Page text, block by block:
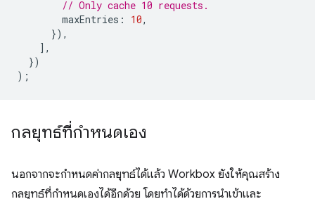
// Only cache 10 requests.
maxEntries : 10,
}),
],
})
);
กลยุทธ์ที่กำหนดเอง
นอกจากจะกำหนดค่ากลยุทธ์ได้แล้ว Workbox ยังให้คุณสร้าง
กลยุทธ์ที่กำหนดเองได้อีกด้วย โดยทำได้ด้วยการนำเข้าและ